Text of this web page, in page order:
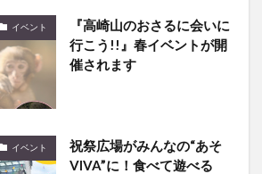
イベント
『高崎山のおさるに会いに
行こう!!』春イベントが開
催されます
イベント
祝祭広場がみんなの“あそ
VIVA”に！食べて遊べる